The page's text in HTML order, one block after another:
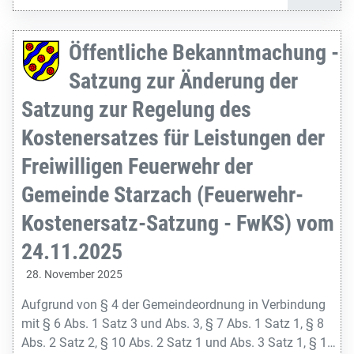
Öffentliche Bekanntmachung -
Satzung zur Änderung der
Satzung zur Regelung des
Kostenersatzes für Leistungen der
Freiwilligen Feuerwehr der
Gemeinde Starzach (Feuerwehr-
Kostenersatz-Satzung - FwKS) vom
24.11.2025
28. November 2025
Aufgrund von § 4 der Gemeindeordnung in Verbindung
mit § 6 Abs. 1 Satz 3 und Abs. 3, § 7 Abs. 1 Satz 1, § 8
Abs. 2 Satz 2, § 10 Abs. 2 Satz 1 und Abs. 3 Satz 1, § 18